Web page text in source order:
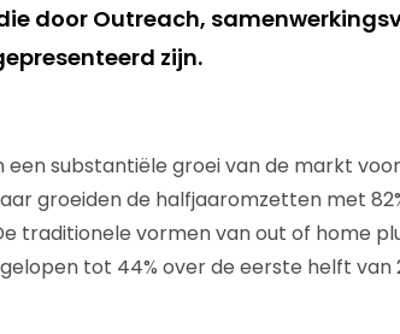
door Outreach,
zijn.
een substantiële groei van de markt
groeiden de halfjaaromzetten met
traditionele vormen van out of home
tot 44% over de eerste helft van